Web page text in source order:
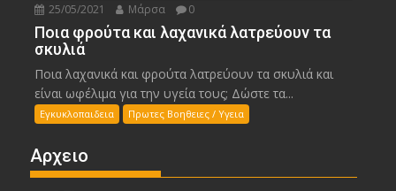
25/05/2021 Μάρσα 0
Ποια φρούτα και λαχανικά λατρεύουν τα
σκυλιά
Ποια λαχανικά και φρούτα λατρεύουν τα σκυλιά και
είναι ωφέλιμα για την υγεία τους; Δώστε τα...
Εγκυκλοπαιδεια Πρωτες Βοηθειες / Υγεια
Αρχειο